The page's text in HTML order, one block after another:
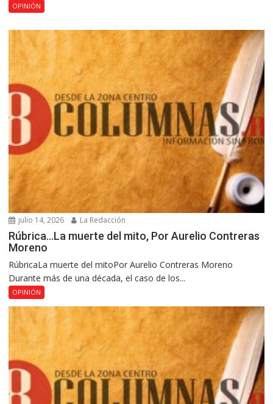
OPINIÓN
julio 14, 2026 La Redacción
Rúbrica…La muerte del mito, Por Aurelio Contreras
Moreno
RúbricaLa muerte del mitoPor Aurelio Contreras Moreno
Durante más de una década, el caso de los...
OPINIÓN